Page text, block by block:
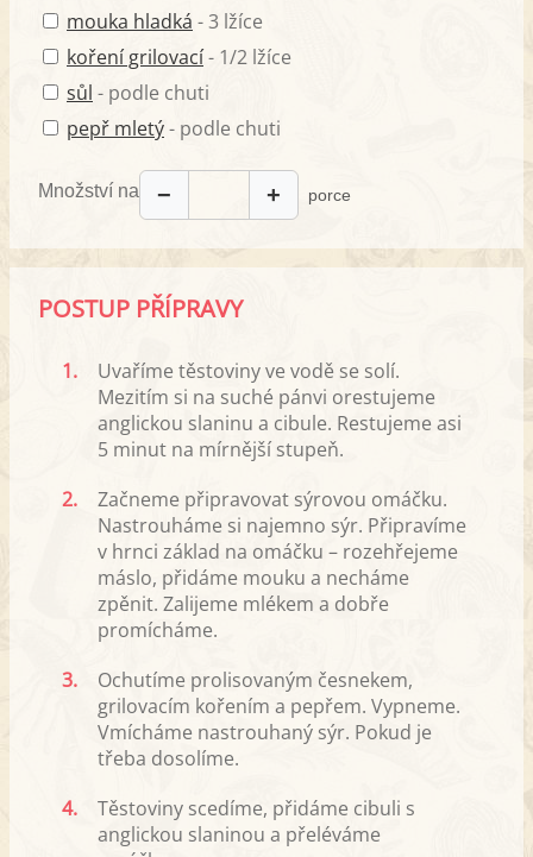
mouka hladká - 3 lžíce
koření grilovací- 1/2 lžíce
sůl - podle chuti
pepř mletý- podle chuti
Množství na − + porce
POSTUP PŘÍPRAVY
1.
Uvaříme těstoviny ve vodě se solí.
Mezitím si na suché pánvi orestujeme
anglickou slaninu a cibule. Restujeme asi
5 minut na mírnější stupeň.
2.
Začneme připravovat sýrovou omáčku.
Nastrouháme si najemno sýr. Připravíme
v hrnci základ na omáčku – rozehřejeme
máslo, přidáme mouku a necháme
zpěnit. Zalijeme mlékem a dobře
promícháme.
3.
Ochutíme prolisovaným česnekem,
grilovacím kořením a pepřem. Vypneme.
Vmícháme nastrouhaný sýr. Pokud je
třeba dosolíme.
4.
Těstoviny scedíme, přidáme cibuli s
anglickou slaninou a přeléváme